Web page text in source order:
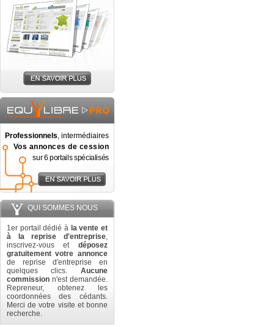
Professionnels, intermédiaires
Vos annonces de cession
sur 6 portails spécialisés
QUI SOMMES NOUS
1er portail dédié à la vente et
à la reprise d'entreprise,
inscrivez-vous et déposez
gratuitement votre annonce
de reprise d'entreprise en
quelques clics. Aucune
commission n'est demandée.
Repreneur, obtenez les
coordonnées des cédants.
Merci de votre visite et bonne
recherche.